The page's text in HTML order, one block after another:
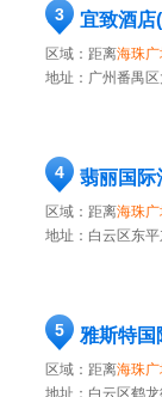
3 宜致酒店
区域：距离海珠
地址： 广州番禺
4 翡丽国际
区域：距离海珠
地址： 白云区东
5 雅斯特国
区域：距离海珠
地址： 白云区鹤